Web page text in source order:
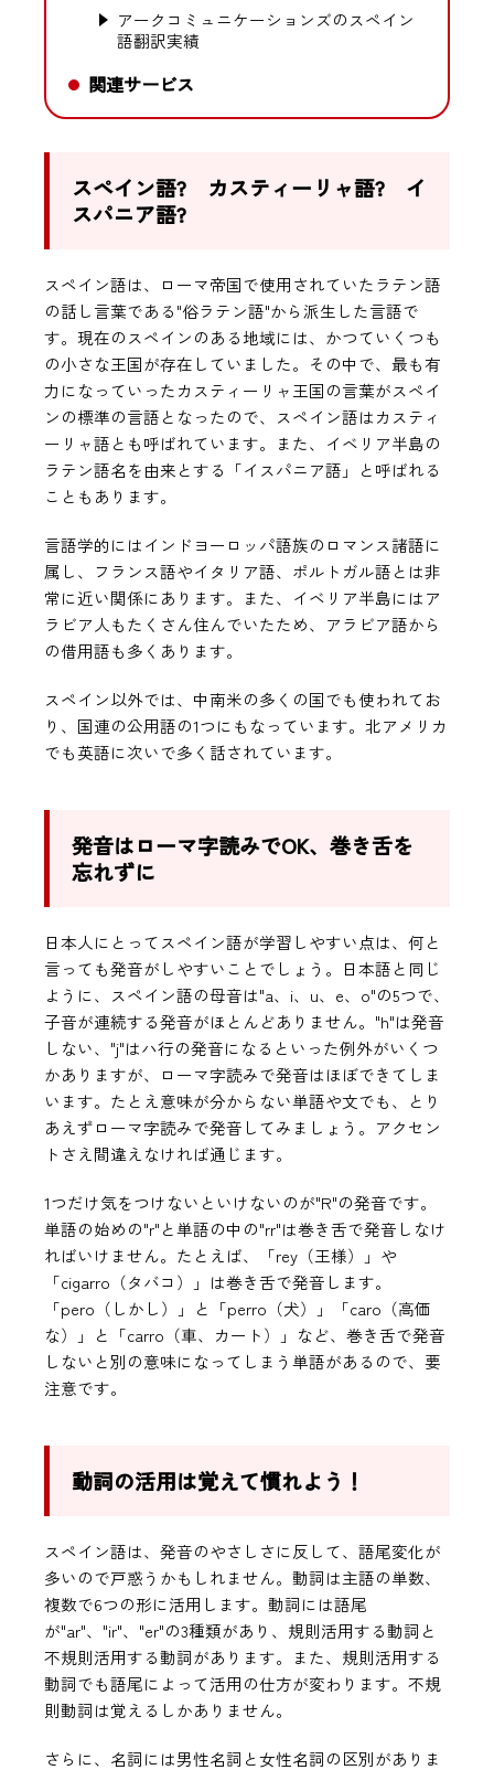
アークコミュニケーションズのスペイン
語翻訳実績
関連サービス
スペイン語? カスティーリャ語? イ
スパニア語?
スペイン語は、ローマ帝国で使用されていたラテン語
の話し言葉である"俗ラテン語"から派生した言語で
す。現在のスペインのある地域には、かつていくつも
の小さな王国が存在していました。その中で、最も有
力になっていったカスティーリャ王国の言葉がスペイ
ンの標準の言語となったので、スペイン語はカスティ
ーリャ語とも呼ばれています。また、イベリア半島の
ラテン語名を由来とする「イスパニア語」と呼ばれる
こともあります。
言語学的にはインドヨーロッパ語族のロマンス諸語に
属し、フランス語やイタリア語、ポルトガル語とは非
常に近い関係にあります。また、イベリア半島にはア
ラビア人もたくさん住んでいたため、アラビア語から
の借用語も多くあります。
スペイン以外では、中南米の多くの国でも使われてお
り、国連の公用語の1つにもなっています。北アメリカ
でも英語に次いで多く話されています。
発音はローマ字読みでOK、巻き舌を
忘れずに
日本人にとってスペイン語が学習しやすい点は、何と
言っても発音がしやすいことでしょう。日本語と同じ
ように、スペイン語の母音は"a、i、u、e、o"の5つで、
子音が連続する発音がほとんどありません。"h"は発音
しない、"j"はハ行の発音になるといった例外がいくつ
かありますが、ローマ字読みで発音はほぼできてしま
います。たとえ意味が分からない単語や文でも、とり
あえずローマ字読みで発音してみましょう。アクセン
トさえ間違えなければ通じます。
1つだけ気をつけないといけないのが"R"の発音です。
単語の始めの"r"と単語の中の"rr"は巻き舌で発音しなけ
ればいけません。たとえば、「rey（王様）」や
「cigarro（タバコ）」は巻き舌で発音します。
「pero（しかし）」と「perro（犬）」「caro（高価
な）」と「carro（車、カート）」など、巻き舌で発音
しないと別の意味になってしまう単語があるので、要
注意です。
動詞の活用は覚えて慣れよう！
スペイン語は、発音のやさしさに反して、語尾変化が
多いので戸惑うかもしれません。動詞は主語の単数、
複数で6つの形に活用します。動詞には語尾
が"ar"、"ir"、"er"の3種類があり、規則活用する動詞と
不規則活用する動詞があります。また、規則活用する
動詞でも語尾によって活用の仕方が変わります。不規
則動詞は覚えるしかありません。
さらに、名詞には男性名詞と女性名詞の区別がありま